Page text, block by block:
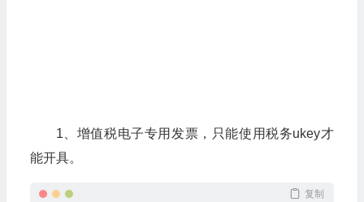
1、增值税电子专用发票，只能使用税务ukey才
能开具。
复制